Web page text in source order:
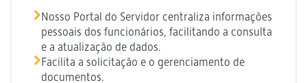
Nosso Portal do Servidor centraliza informações
pessoais dos funcionários, facilitando a consulta
e a atualização de dados.
Facilita a solicitação e o gerenciamento de
documentos.